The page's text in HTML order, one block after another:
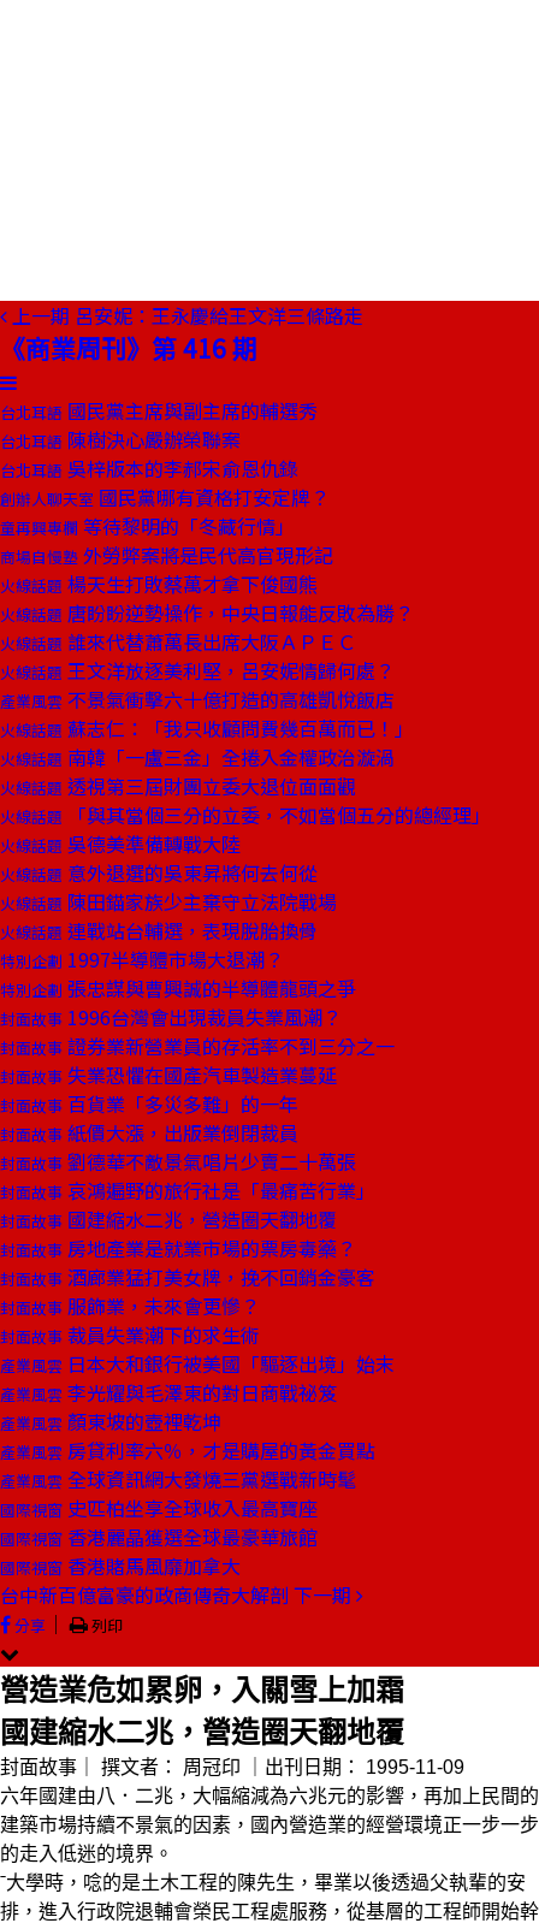
上一期 呂安妮：王永慶給王文洋三條路走
《商業周刊》第 416 期
台北耳語 國民黨主席與副主席的輔選秀
台北耳語 陳樹決心嚴辦榮聯案
台北耳語 吳梓版本的李郝宋俞恩仇錄
創辦人聊天室 國民黨哪有資格打安定牌？
童再興專欄 等待黎明的「冬藏行情」
商場自慢塾 外勞弊案將是民代高官現形記
火線話題 楊天生打敗蔡萬才拿下俊國熊
火線話題 唐盼盼逆勢操作，中央日報能反敗為勝？
火線話題 誰來代替蕭萬長出席大阪ＡＰＥＣ
火線話題 王文洋放逐美利堅，呂安妮情歸何處？
產業風雲 不景氣衝擊六十億打造的高雄凱悅飯店
火線話題 蘇志仁：「我只收顧問費幾百萬而已！」
火線話題 南韓「一盧三金」全捲入金權政治漩渦
火線話題 透視第三屆財團立委大退位面面觀
火線話題 「與其當個三分的立委，不如當個五分的總經理」
火線話題 吳德美準備轉戰大陸
火線話題 意外退選的吳東昇將何去何從
火線話題 陳田錨家族少主棄守立法院戰場
火線話題 連戰站台輔選，表現脫胎換骨
特別企劃 1997半導體市場大退潮？
特別企劃 張忠謀與曹興誠的半導體龍頭之爭
封面故事 1996台灣會出現裁員失業風潮？
封面故事 證券業新營業員的存活率不到三分之一
封面故事 失業恐懼在國產汽車製造業蔓延
封面故事 百貨業「多災多難」的一年
封面故事 紙價大漲，出版業倒閉裁員
封面故事 劉德華不敵景氣唱片少賣二十萬張
封面故事 哀鴻遍野的旅行社是「最痛苦行業」
封面故事 國建縮水二兆，營造圈天翻地覆
封面故事 房地產業是就業市場的票房毒藥？
封面故事 酒廊業猛打美女牌，挽不回銷金豪客
封面故事 服飾業，未來會更慘？
封面故事 裁員失業潮下的求生術
產業風雲 日本大和銀行被美國「驅逐出境」始末
產業風雲 李光耀與毛澤東的對日商戰祕笈
產業風雲 顏東坡的壺裡乾坤
產業風雲 房貸利率六％，才是購屋的黃金買點
產業風雲 全球資訊網大發燒三黨選戰新時髦
國際視窗 史匹柏坐享全球收入最高寶座
國際視窗 香港麗晶獲選全球最豪華旅館
國際視窗 香港賭馬風靡加拿大
台中新百億富豪的政商傳奇大解剖 下一期
分享 ｜ 列印
營造業危如累卵，入關雪上加霜
國建縮水二兆，營造圈天翻地覆
封面故事｜ 撰文者： 周冠印 ｜出刊日期：
1995-11-09
六年國建由八．二兆，大幅縮減為六兆元的影響，再加上民間的
建築市場持續不景氣的因素，國內營造業的經營環境正一步一步
的走入低迷的境界。
ˉ大學時，唸的是土木工程的陳先生，畢業以後透過父執輩的安
排，進入行政院退輔會榮民工程處服務，從基層的工程師開始幹